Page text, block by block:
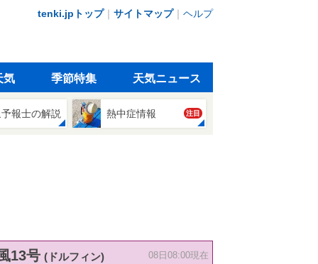
tenki.jpトップ｜ サイトマップ｜ ヘルプ
気 季節特集 天気ニュース
報士の解説 熱中症情報 注目
13号 (ドルフィン) 08日08:00現在